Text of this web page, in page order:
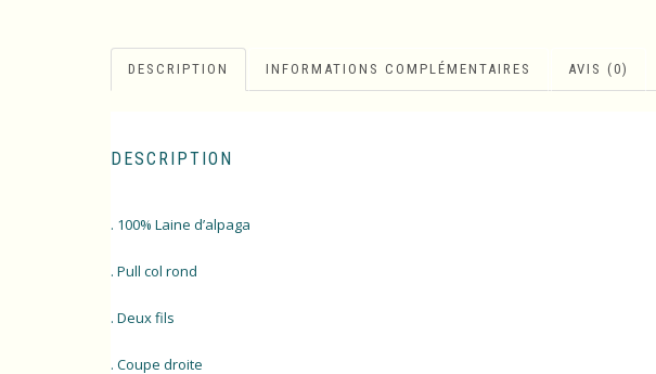
DESCRIPTION INFORMATIONS COMPLÉMENTAIRES AVIS (0)
DESCRIPTION
. 100% Laine d’alpaga
. Pull col rond
. Deux fils
. Coupe droite